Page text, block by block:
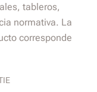
tableros,
normativa. La
corresponde